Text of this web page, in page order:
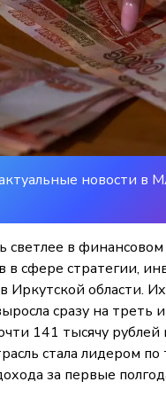
новости в
светлее в финансовом
в сфере стратегии,
Иркутской области.
сразу на треть
141 тысячу рублей
стала лидером по
за первые